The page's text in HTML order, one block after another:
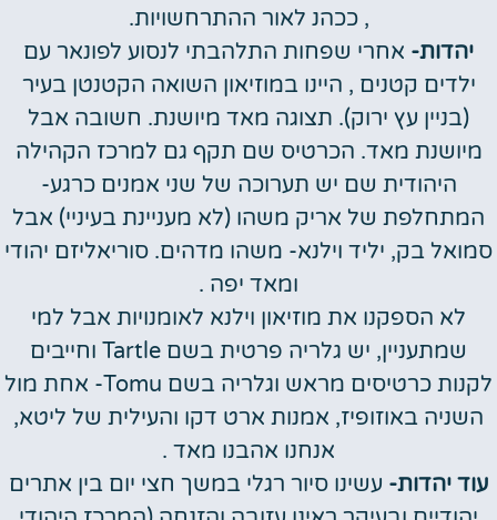
, ככהנ לאור ההתרחשויות.
יהדות- אחרי שפחות התלהבתי לנסוע לפונאר עם
ילדים קטנים , היינו במוזיאון השואה הקטנטן בעיר
(בניין עץ ירוק). תצוגה מאד מיושנת. חשובה אבל
מיושנת מאד. הכרטיס שם תקף גם למרכז הקהילה
היהודית שם יש תערוכה של שני אמנים כרגע-
המתחלפת של אריק משהו (לא מעניינת בעיניי) אבל
סמואל בק, יליד וילנא- משהו מדהים. סוריאליזם יהודי
ומאד יפה .
לא הספקנו את מוזיאון וילנא לאומנויות אבל למי
שמתעניין, יש גלריה פרטית בשם Tartle וחייבים
לקנות כרטיסים מראש וגלריה בשם Tomu- אחת מול
השניה באוזופיז, אמנות ארט דקו והעילית של ליטא,
אנחנו אהבנו מאד .
עוד יהדות- עשינו סיור רגלי במשך חצי יום בין אתרים